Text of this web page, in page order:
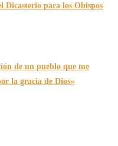
Dicasterio para los Obispos
de un pueblo que me
la gracia de Dios»